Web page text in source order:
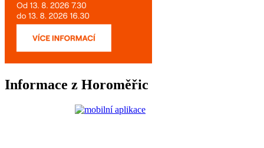
Informace z Horoměřic